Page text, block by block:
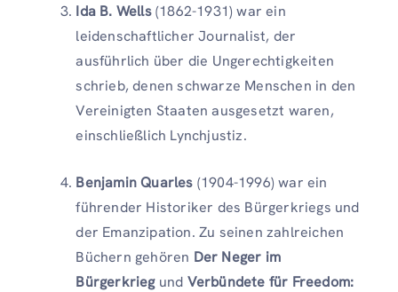
Ida B. Wells(1862-1931) war ein
leidenschaftlicher Journalist, der
ausführlich über die Ungerechtigkeiten
schrieb, denen schwarze Menschen in den
Vereinigten Staaten ausgesetzt waren,
einschließlich Lynchjustiz.
Benjamin Quarles (1904-1996) war ein
führender Historiker des Bürgerkriegs und
der Emanzipation. Zu seinen zahlreichen
Büchern gehören Der Neger im
Bürgerkriegund Verbündete für Freedom: